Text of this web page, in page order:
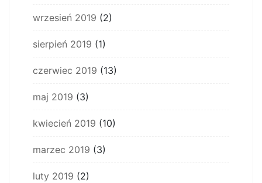
wrzesień 2019 (2)
sierpień 2019 (1)
czerwiec 2019 (13)
maj 2019 (3)
kwiecień 2019 (10)
marzec 2019 (3)
luty 2019 (2)